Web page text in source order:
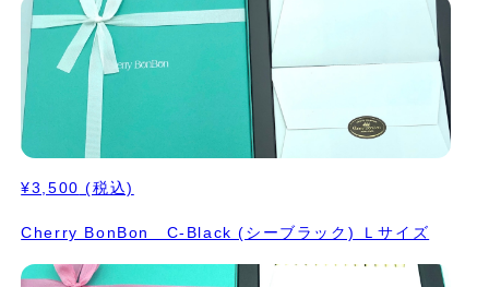
¥3,500 (税込)
Cherry BonBon C-Black (シーブラック) Ｌサイズ